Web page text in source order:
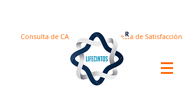
Encuesta de Satisfacción
Consulta de CA